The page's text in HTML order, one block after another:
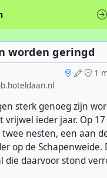
worden geringd
1
sterk genoeg zijn
vrijwel ieder jaar. Op
nesten, een aan
op de Schapenweide.
die daarvoor stond